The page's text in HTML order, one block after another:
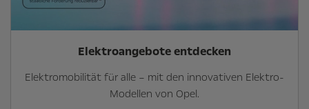
Elektroangebote entdecken
Elektromobilität für alle – mit den innovativen Elektro-
Modellen von Opel.